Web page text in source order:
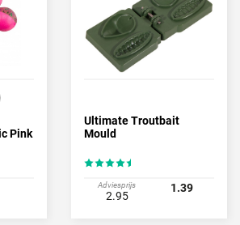
Pink
Ultimate Troutbait
Mould
Adviesprijs
2.95
1.39